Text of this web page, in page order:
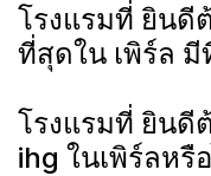
โรงแรมที่ ยินดี
ที่สุดใน เพิร์ล มี
โรงแรมที่ ยินดี
ihg ในเพิร์ลหรื